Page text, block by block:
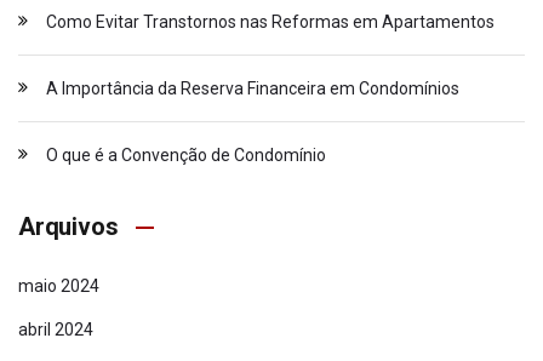
Como Evitar Transtornos nas Reformas em Apartamentos
A Importância da Reserva Financeira em Condomínios
O que é a Convenção de Condomínio
Arquivos
maio 2024
abril 2024
Operacional, Administrativa, Financeira e Jurídica.